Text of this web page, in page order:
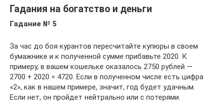
Гадания на богатство и деньги
Гадание № 5
За час до боя курантов пересчитайте купюры в своем
бумажнике и к полученной сумме прибавьте 2020. К
примеру, в вашем кошельке оказалось 2750 рублей —
2700 + 2020 = 4720. Если в полученном числе есть цифра
«2», как в нашем примере, значит, год будет удачным.
Если нет, он пройдет нейтрально или с потерями.